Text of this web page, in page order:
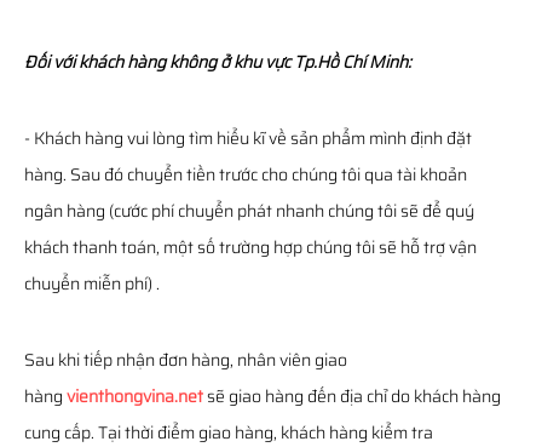
Đối với khách hàng không ở khu vực Tp.Hồ Chí Minh:
- Khách hàng vui lòng tìm hiểu kĩ về sản phẩm mình định đặt
hàng. Sau đó chuyển tiền trước cho chúng tôi qua tài khoản
ngân hàng (cước phí chuyển phát nhanh chúng tôi sẽ để quý
khách thanh toán, một số trường hợp chúng tôi sẽ hỗ trợ vận
chuyển miễn phí) .
Sau khi tiếp nhận đơn hàng, nhân viên giao
hàngvienthongvina.netsẽ giao hàng đến địa chỉ do khách hàng
cung cấp. Tại thời điểm giao hàng, khách hàng kiểm tra